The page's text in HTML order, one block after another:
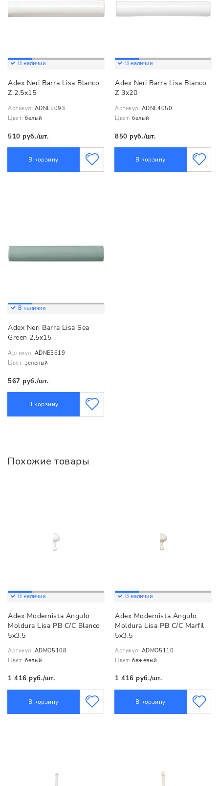
В наличии
Adex Neri Barra Lisa Blanco
Z 2.5x15
Артикул: ADNE5093
Цвет: белый
510 руб./шт.
В корзину
В наличии
Adex Neri Barra Lisa Blanco
Z 3x20
Артикул: ADNE4050
Цвет: белый
850 руб./шт.
В корзину
В наличии
Adex Neri Barra Lisa Sea
Green 2.5x15
Артикул: ADNE5619
Цвет: зеленый
567 руб./шт.
В корзину
Похожие товары
В наличии
Adex Modernista Angulo
Moldura Lisa PB C/C Blanco
5x3.5
Артикул: ADMO5108
Цвет: белый
1 416 руб./шт.
В корзину
В наличии
Adex Modernista Angulo
Moldura Lisa PB C/C Marfil
5x3.5
Артикул: ADMO5110
Цвет: бежевый
1 416 руб./шт.
В корзину